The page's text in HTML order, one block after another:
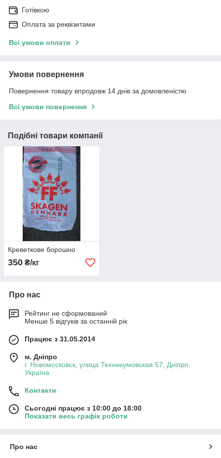
Готівкою
Оплата за реквізитами
Всі умови оплати
Умови повернення
Повернення товару впродовж 14 днів за домовленістю
Всі умови повернення
Подібні товари компанії
Креветкове борошно
350 ₴/кг
Про нас
Рейтинг не сформований
Менше 5 відгуків за останній рік
Працює з 31.05.2014
м. Дніпро
г. Новомосковск, улица Техникумовская 57, Дніпро,
Україна
Контакти
Сьогодні працює з 10:00 до 18:00
Показати весь графік роботи
Про нас